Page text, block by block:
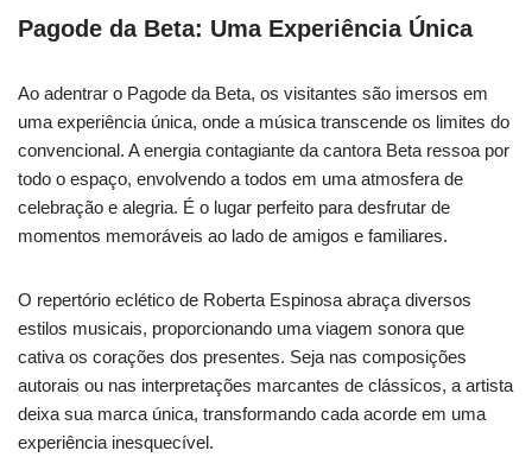
Pagode da Beta: Uma Experiência Única
Ao adentrar o Pagode da Beta, os visitantes são imersos em
uma experiência única, onde a música transcende os limites do
convencional. A energia contagiante da cantora Beta ressoa por
todo o espaço, envolvendo a todos em uma atmosfera de
celebração e alegria. É o lugar perfeito para desfrutar de
momentos memoráveis ao lado de amigos e familiares.
O repertório eclético de Roberta Espinosa abraça diversos
estilos musicais, proporcionando uma viagem sonora que
cativa os corações dos presentes. Seja nas composições
autorais ou nas interpretações marcantes de clássicos, a artista
deixa sua marca única, transformando cada acorde em uma
experiência inesquecível.